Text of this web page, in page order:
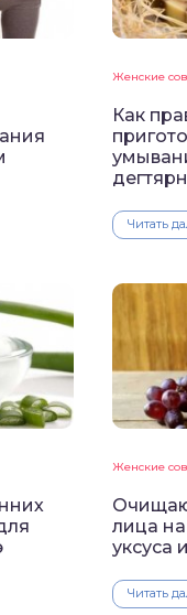
Женские
Как
Читать
Женские
лица
уксуса
Читать